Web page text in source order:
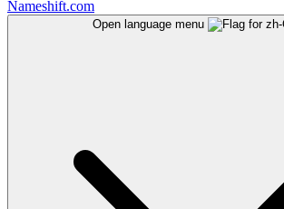
Nameshift.com
Open language menu